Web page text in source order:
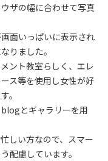
ザの幅に合わせて写真
面いっぱいに表示され
りました。
ント教室らしく、エレ
ス等を使用し女性が好
。
とギャラリーを用
しい方なので、スマー
配慮しています。